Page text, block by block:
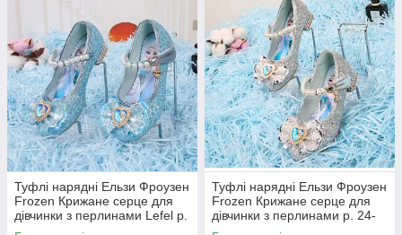
Туфлі нарядні Ельзи Фроузен
Frozen Крижане серце для
дівчинки з перлинами Lefel р.
26-32, 34-36 блакитні
Туфлі нарядні Ельзи Фроузен
Frozen Крижане серце для
дівчинки з перлинами р. 24-
36 сріблясті